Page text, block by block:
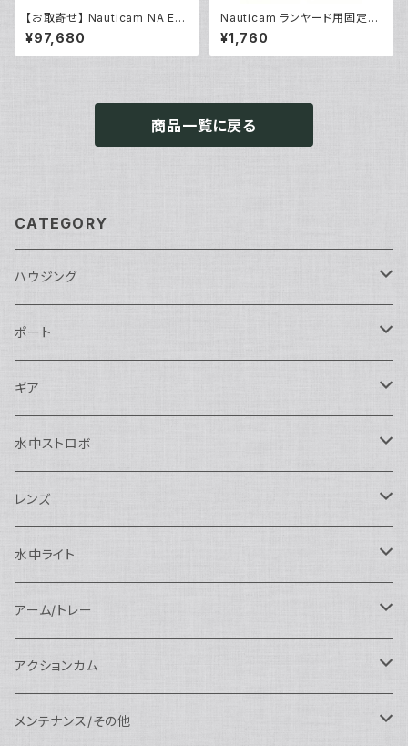
【お取寄せ】 Nauticam NA E/1
20マウントコンバーター50MFII
[21163]
¥97,680
Nauticam ランヤード用固定シ
ャックル [部品]
¥1,760
商品一覧に戻る
CATEGORY
ハウジング
Nikon用
Nauticam
SEA&SEA
Canon用
Nauticam
SEA&SEA
Sony用
Nautciam
SEA&SEA
OM SYSTEM用
Nauticam
AOI
Panasonic用
Nauticam
FUJIFILM用
Nauticam
Nauticam
Nikon用
SEA&SEA
ポート
Nauticam
N120ドームポート
N120マクロポート
SEA&SEA
ドームポート
マクロポート
AOI
ドームポート
フラットポート
FIX
アクセサリー
Athena
ドームポート
ギア
AOI
OM SYSTEM用
Nauticam
SEA&SEA
水中ストロボ
SEA&SEA
アクセサリー
AOI
アクセサリー
アクセサリー
weefine
アクセサリー
レンズ
マクロコンバージョンレンズ
Nauticam
AOI
ワイドコンバージョンレンズ
Nauticam
AOI
ワイドアングルコンバージョンポート
Nauticam
レンズオプション
水中ライト
大光量 3000ルーメン以上
リングライト
FIX
アーム/トレー
アーム
SEA&SEA
フロートアーム
アクションカム
レンズ
メンテナンス/その他